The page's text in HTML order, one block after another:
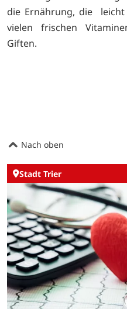
die Ernährung, die
vielen frischen
Giften.
Nach oben
Stadt Trier